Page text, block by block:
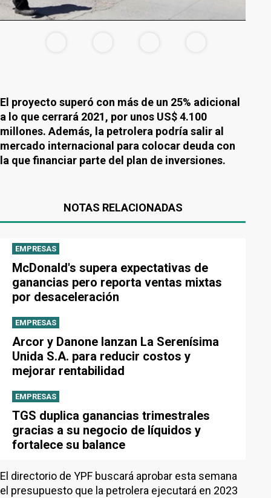
El proyecto superó con más de un 25% adicional
a lo que cerrará 2021, por unos US$ 4.100
millones. Además, la petrolera podría salir al
mercado internacional para colocar deuda con
la que financiar parte del plan de inversiones.
NOTAS RELACIONADAS
EMPRESAS
McDonald's supera expectativas de
ganancias pero reporta ventas mixtas
por desaceleración
EMPRESAS
Arcor y Danone lanzan La Serenísima
Unida S.A. para reducir costos y
mejorar rentabilidad
EMPRESAS
TGS duplica ganancias trimestrales
gracias a su negocio de líquidos y
fortalece su balance
El directorio de YPF buscará aprobar esta semana
el presupuesto que la petrolera ejecutará en 2023